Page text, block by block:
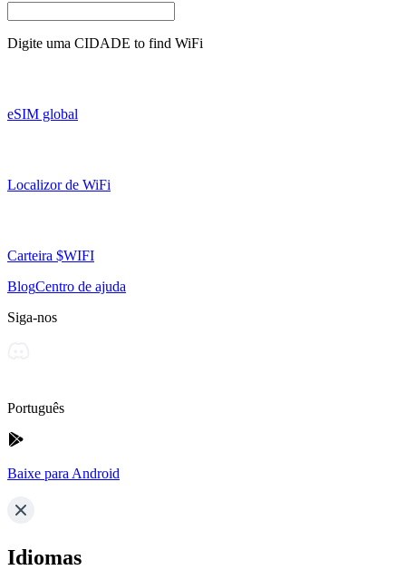
Digite uma CIDADE to find WiFi
eSIM global
Localizor de WiFi
Carteira $WIFI
BlogCentro de ajuda
Siga-nos
Português
Baixe para Android
Idiomas